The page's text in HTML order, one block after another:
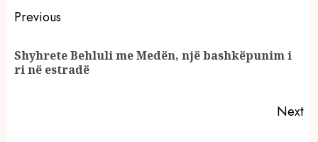
Continue
Reading
Previous
Shyhrete Behluli me Medën, një bashkëpunim i
ri në estradë
Next